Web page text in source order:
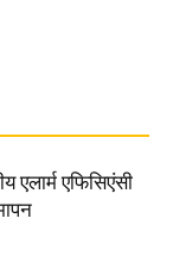
एलार्म एफिसिएंसी